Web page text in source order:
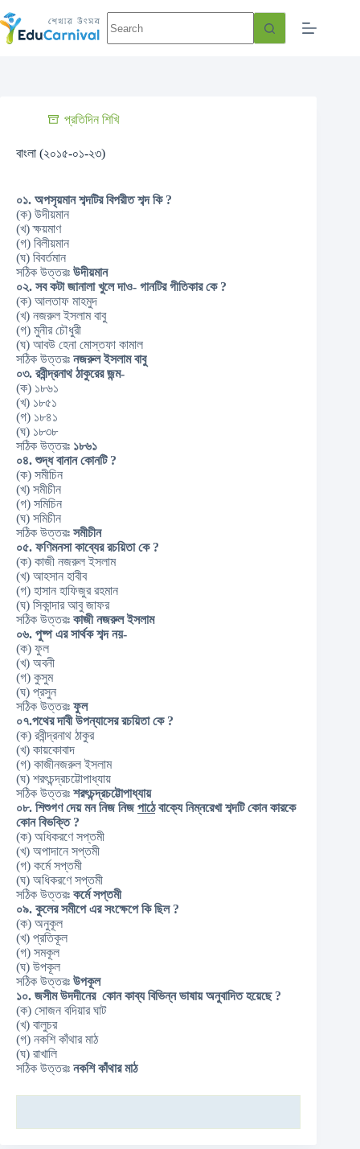
প্রতিদিন শিখি
বাংলা (২০১৫-০১-২৩)
০১. অপসৃয়মান শব্দটির বিপরীত শব্দ কি ?
(ক) উদীয়মান
(খ) ক্ষয়মাণ
(গ) বিলীয়মান
(ঘ) বিবর্তমান
সঠিক উত্তরঃ উদীয়মান
০২. সব কটা জানালা খুলে দাও- গানটির গীতিকার কে ?
(ক) আলতাফ মাহমুদ
(খ) নজরুল ইসলাম বাবু
(গ) মুনীর চৌধুরী
(ঘ) আবউ হেনা মোস্তফা কামাল
সঠিক উত্তরঃ নজরুল ইসলাম বাবু
০৩. রবীন্দ্রনাথ ঠাকুরের জন্ম-
(ক) ১৮৬১
(খ) ১৮৫১
(গ) ১৮৪১
(ঘ) ১৮৩৮
সঠিক উত্তরঃ ১৮৬১
০৪. শুদ্ধ বানান কোনটি ?
(ক) সমীচিন
(খ) সমীচীন
(গ) সমিচিন
(ঘ) সমিচীন
সঠিক উত্তরঃ সমীচীন
০৫. ফণিমনসা কাব্যের রচয়িতা কে ?
(ক) কাজী নজরুল ইসলাম
(খ) আহসান হাবীব
(গ) হাসান হাফিজুর রহমান
(ঘ) সিকান্দার আবু জাফর
সঠিক উত্তরঃ কাজী নজরুল ইসলাম
০৬. পুষ্প এর সার্থক শব্দ নয়-
(ক) ফুল
(খ) অবনী
(গ) কুসুম
(ঘ) প্রসুন
সঠিক উত্তরঃ ফুল
০৭.পথের দাবী উপন্যাসের রচয়িতা কে ?
(ক) রবীন্দ্রনাথ ঠাকুর
(খ) কায়কোবাদ
(গ) কাজীনজরুল ইসলাম
(ঘ) শরৎচন্দ্রচট্টোপাধ্যায়
সঠিক উত্তরঃ শরৎচন্দ্রচট্টোপাধ্যায়
০৮. শিশুগণ দেয় মন নিজ নিজপাঠেবাক্যে নিম্নরেখা শব্দটি কোন কারকে
কোন বিভক্তি ?
(ক) অধিকরণে সপ্তমী
(খ) অপাদানে সপ্তমী
(গ) কর্মে সপ্তমী
(ঘ) অধিকরণে সপ্তমী
সঠিক উত্তরঃ কর্মে সপ্তমী
০৯. কুলের সমীপে এর সংক্ষেপে কি ছিল ?
(ক) অনুকূল
(খ) প্রতিকূল
(গ) সমকূল
(ঘ) উপকূল
সঠিক উত্তরঃ উপকূল
১০. জসীম উদদীনের কোন কাব্য বিভিন্ন ভাষায় অনুবাদিত হয়েছে ?
(ক) সোজন বদিয়ার ঘাট
(খ) বালুচর
(গ) নকশি কাঁথার মাঠ
(ঘ) রাখালি
সঠিক উত্তরঃ নকশি কাঁথার মাঠ